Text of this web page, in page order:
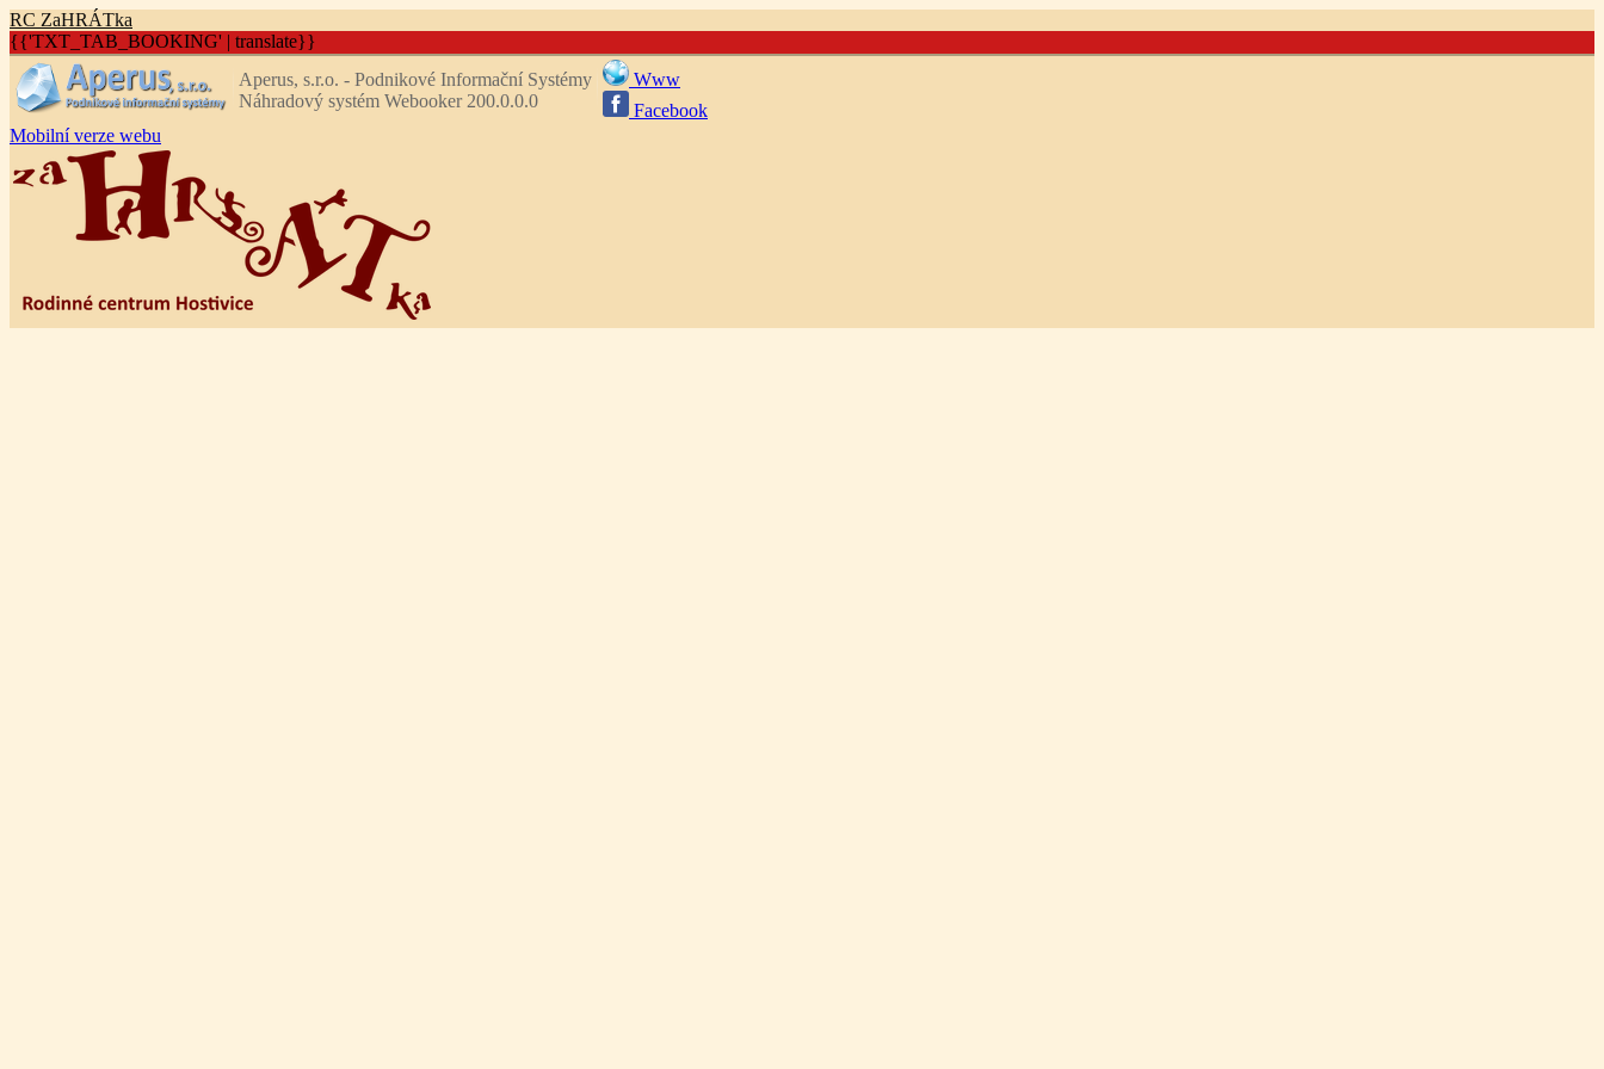
RC ZaHRÁTka
{{'TXT_TAB_BOOKING' | translate}}
Aperus, s.r.o. - Podnikové Informační Systémy
Náhradový systém Webooker 200.0.0.0
Www
Facebook
Mobilní verze webu